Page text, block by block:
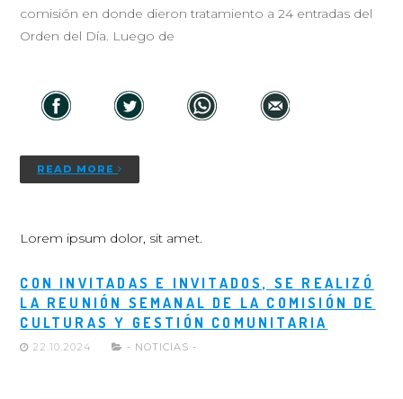
comisión en donde dieron tratamiento a 24 entradas del
Orden del Día. Luego de
READ MORE
Lorem ipsum dolor, sit amet.
CON INVITADAS E INVITADOS, SE REALIZÓ
LA REUNIÓN SEMANAL DE LA COMISIÓN DE
CULTURAS Y GESTIÓN COMUNITARIA
22.10.2024 - NOTICIAS -